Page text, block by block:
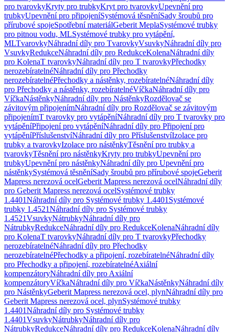
pro tvarovkyKryty pro trubkyKryt pro tvarovkyUpevnění pro
trubkyUpevnění pro připojeníSystémová těsněníSady šroubů pro
přírubové spojeSpotřební materiálGeberit MeplaSystémové trubky
pro pitnou vodu, MLSystémové trubky pro vytápění,
MLTvarovkyNáhradní díly pro TvarovkyVsuvkyNáhradní díly pro
VsuvkyRedukceNáhradní díly pro RedukceKolenaNáhradní díly
pro KolenaT tvarovkyNáhradní díly pro T tvarovkyPřechodky
nerozebíratelnéNáhradní díly pro Přechodky
nerozebíratelnéPřechodky a nástěnky, rozebíratelnéNáhradní díly
pro Přechodky a nástěnky, rozebíratelnéVíčkaNáhradní díly pro
VíčkaNástěnkyNáhradní díly pro NástěnkyRozdělovač se
závitovým připojenímNáhradní díly pro Rozdělovač se závitovým
připojenímT tvarovky pro vytápěníNáhradní díly pro T tvarovky pro
vytápěníPřipojení pro vytápěníNáhradní díly pro Připojení pro
vytápěníPříslušenstvíNáhradní díly pro PříslušenstvíIzolace pro
trubky a tvarovkyIzolace pro nástěnkyTěsnění pro trubky a
tvarovkyTěsnění pro nástěnkyKryty pro trubkyUpevnění pro
trubkyUpevnění pro nástěnkyNáhradní díly pro Upevnění pro
nástěnkySystémová těsněníSady šroubů pro přírubové spojeGeberit
Mapress nerezová ocelGeberit Mapress nerezová ocelNáhradní díly
pro Geberit Mapress nerezová ocelSystémové trubky
1.4401Náhradní díly pro Systémové trubky 1.4401 Systémové
trubky 1.4521Náhradní díly pro Systémové trubky
1.4521VsuvkyNátrubkyNáhradní díly pro
NátrubkyRedukceNáhradní díly pro RedukceKolenaNáhradní díly
pro KolenaT tvarovkyNáhradní díly pro T tvarovkyPřechodky
nerozebíratelnéNáhradní díly pro Přechodky
nerozebíratelnéPřechodky a připojení, rozebíratelnéNáhradní díly
pro Přechodky a připojení, rozebíratelnéAxiální
kompenzátoryNáhradní díly pro Axiální
kompenzátoryVíčkaNáhradní díly pro VíčkaNástěnkyNáhradní díly
pro NástěnkyGeberit Mapress nerezová ocel, plynNáhradní díly pro
Geberit Mapress nerezová ocel, plynSystémové trubky
1.4401Náhradní díly pro Systémové trubky
1.4401VsuvkyNátrubkyNáhradní díly pro
NátrubkyRedukceNáhradní díly pro RedukceKolenaNáhradní díly